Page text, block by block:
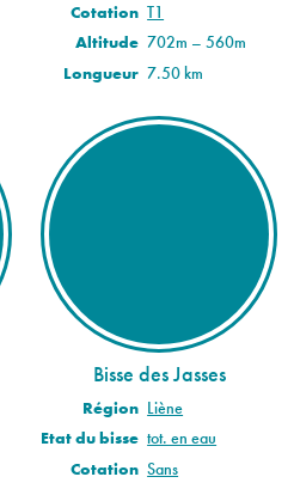
Cotation T1
Altitude 702m – 560m
Longueur 7.50 km
Bisse des Jasses
Région Liène
Etat du bisse tot. en eau
Cotation Sans